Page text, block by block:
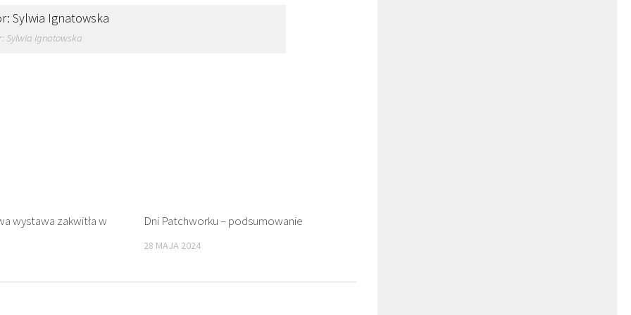
Sylwia Ignatowska
wystawa zakwitła w
Dni Patchworku – podsumowanie
28 MAJA 2024